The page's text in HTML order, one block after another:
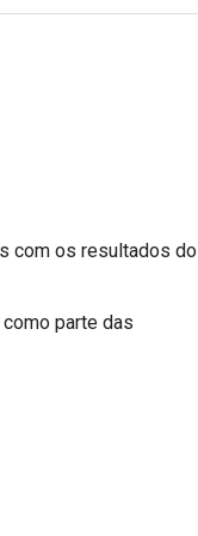
com os resultados do
parte das